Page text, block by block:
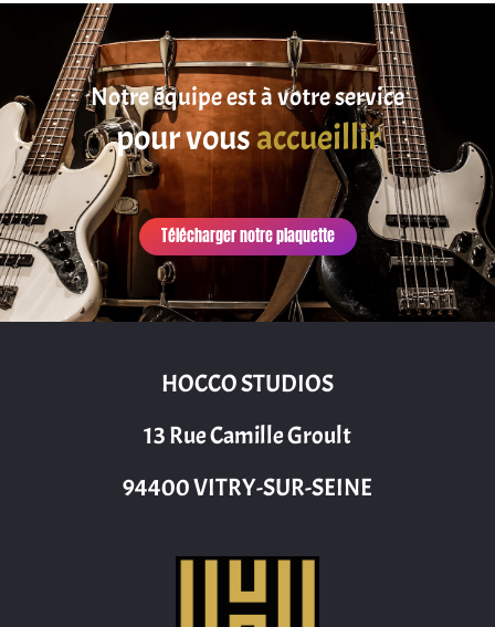
Notre équipe est à votre service
pour vousaccueillir
Télécharger notre plaquette
HOCCO STUDIOS
13 Rue Camille Groult
94400 VITRY-SUR-SEINE